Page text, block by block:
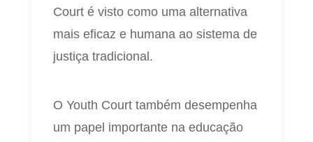
Court é visto como uma alternativa
mais eficaz e humana ao sistema de
justiça tradicional.
O Youth Court também desempenha
um papel importante na educação